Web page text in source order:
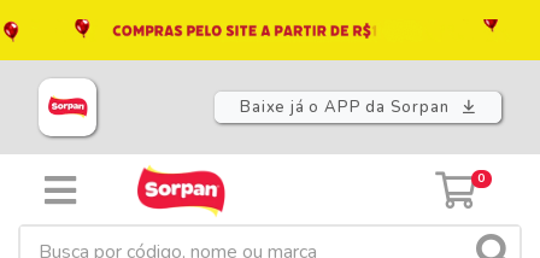
Baixe já o APP da Sorpan
0